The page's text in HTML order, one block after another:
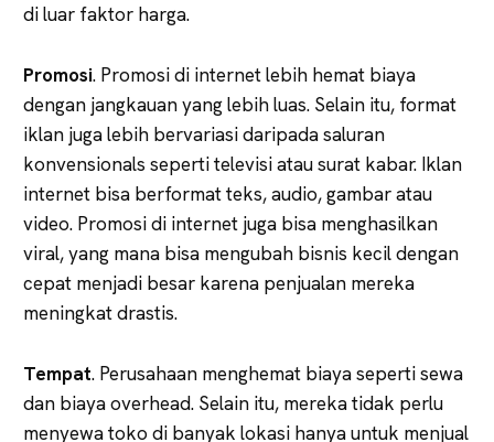
di luar faktor harga.
Promosi. Promosi di internet lebih hemat biaya
dengan jangkauan yang lebih luas. Selain itu, format
iklan juga lebih bervariasi daripada saluran
konvensionals seperti televisi atau surat kabar. Iklan
internet bisa berformat teks, audio, gambar atau
video. Promosi di internet juga bisa menghasilkan
viral, yang mana bisa mengubah bisnis kecil dengan
cepat menjadi besar karena penjualan mereka
meningkat drastis.
Tempat. Perusahaan menghemat biaya seperti sewa
dan biaya overhead. Selain itu, mereka tidak perlu
menyewa toko di banyak lokasi hanya untuk menjual